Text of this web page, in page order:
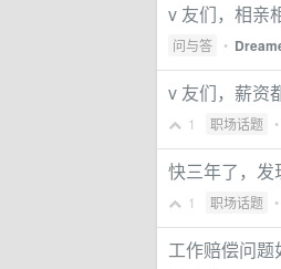
v 友们，相亲
问与答 •
v 友们，薪资
1 职场话题 •
快三年了，发
1 职场话题 •
工作赔偿问题